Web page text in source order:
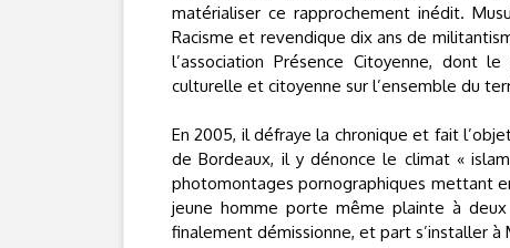
matérialiser ce rapprochement inédit.
Racisme et revendique dix ans de
l’association Présence Citoyenne, dont
culturelle et citoyenne sur l’ensemble du
En 2005, il défraye la chronique et fait
de Bordeaux, il y dénonce le climat «
photomontages pornographiques mettant
jeune homme porte même plainte à
finalement démissionne, et part s’installer à